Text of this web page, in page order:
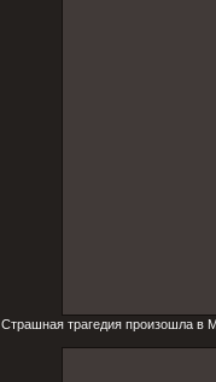
Страшная трагедия произошла в